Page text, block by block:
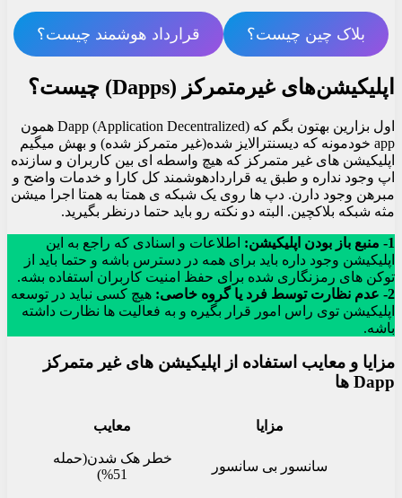
بلاک چین چیست؟ قرارداد هوشمند چیست؟
اپلیکیشن‌های غیرمتمرکز (Dapps) چیست؟
اول بزارین بهتون بگم که Dapp (Application Decentralized) همون
app خودمونه که دیسنترالایز شده(غیر متمرکز شده) و بهش میگیم
اپلیکیشن های غیر متمرکز که هیچ واسطه ای بین کاربران و سازنده
اپ وجود نداره و طبق یه قراردادهوشمند کل کارا و خدمات واضح و
مبرهن وجود دارن. دپ ها روی یک شبکه ی همتا به همتا اجرا میشن
مثه شبکه بلاکچین. البته دو نکته رو باید حتما درنظر بگیرید.
1- منبع باز بودن اپلیکیشن:
اطلاعات و اسنادی که راجع به این
اپلیکیشن وجود داره باید برای همه در دسترس باشه و حتما باید از
توکن های رمزنگاری شده برای حفظ امنیت کاربران استفاده بشه.
2- عدم نظارت توسط فرد یا گروه خاصی:
هیچ کسی نباید در توسعه
اپلیکیشن توی راس امور قرار بگیره و به فعالیت ها نظارت داشته
باشه.
مزایا و معایب استفاده از اپلیکیشن های غیر متمرکز
Dapp ها
مزایا معایب
سانسور بی سانسور
خطر هک شدن(حمله
51%)